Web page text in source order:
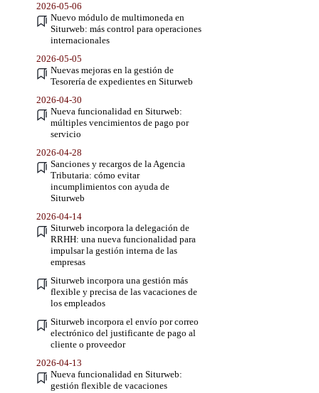
2026-05-06
Nuevo módulo de multimoneda en
Siturweb: más control para operaciones
internacionales
2026-05-05
Nuevas mejoras en la gestión de
Tesorería de expedientes en Siturweb
2026-04-30
Nueva funcionalidad en Siturweb:
múltiples vencimientos de pago por
servicio
2026-04-28
Sanciones y recargos de la Agencia
Tributaria: cómo evitar
incumplimientos con ayuda de
Siturweb
2026-04-14
Siturweb incorpora la delegación de
RRHH: una nueva funcionalidad para
impulsar la gestión interna de las
empresas
Siturweb incorpora una gestión más
flexible y precisa de las vacaciones de
los empleados
Siturweb incorpora el envío por correo
electrónico del justificante de pago al
cliente o proveedor
2026-04-13
Nueva funcionalidad en Siturweb:
gestión flexible de vacaciones